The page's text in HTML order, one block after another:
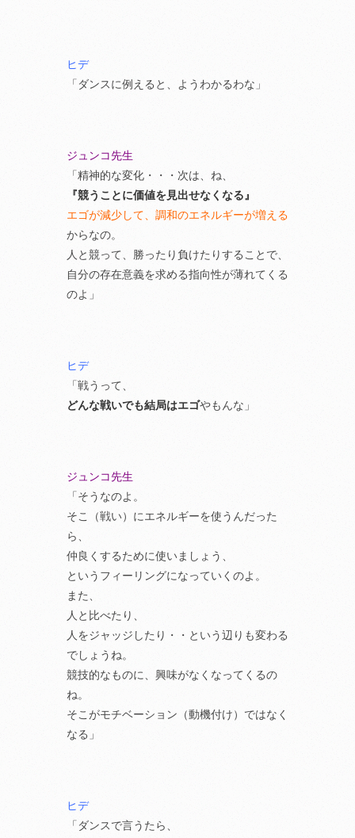
ヒデ
「ダンスに例えると、ようわかるわな」
ジュンコ先生
「精神的な変化・・・次は、ね、
『競うことに価値を見出せなくなる』
エゴが減少して、調和のエネルギーが増える
からなの。
人と競って、勝ったり負けたりすることで、
自分の存在意義を求める指向性が薄れてくる
のよ」
ヒデ
「戦うって、
どんな戦いでも結局はエゴやもんな」
ジュンコ先生
「そうなのよ。
そこ（戦い）にエネルギーを使うんだった
ら、
仲良くするために使いましょう、
というフィーリングになっていくのよ。
また、
人と比べたり、
人をジャッジしたり・・という辺りも変わる
でしょうね。
競技的なものに、興味がなくなってくるの
ね。
そこがモチベーション（動機付け）ではなく
なる」
ヒデ
「ダンスで言うたら、